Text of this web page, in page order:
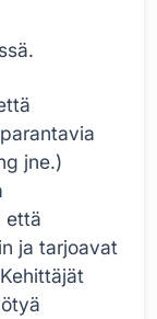
jne.)
että
ja tarjoavat